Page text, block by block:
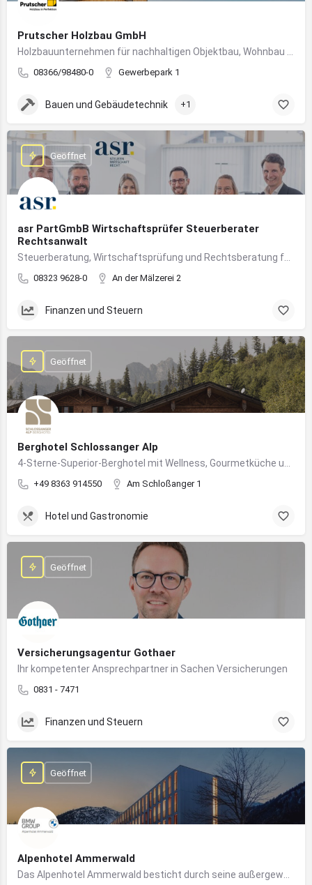
Prutscher Holzbau GmbH
08366/98480-0 Gewerbepark 1
Bauen und Gebäudetechnik +1
asr PartGmbB Wirtschaftsprüfer Steuerberater
Rechtsanwalt
08323 9628-0 An der Mälzerei 2
Geöffnet
Finanzen und Steuern
Berghotel Schlossanger Alp
+49 8363 914550 Am Schloßanger 1
Geöffnet
Hotel und Gastronomie
Versicherungsagentur Gothaer
Ihr kompetenter Ansprechpartner in Sachen Versicherungen
0831 - 7471
Geöffnet
Finanzen und Steuern
Alpenhotel Ammerwald
Geöffnet